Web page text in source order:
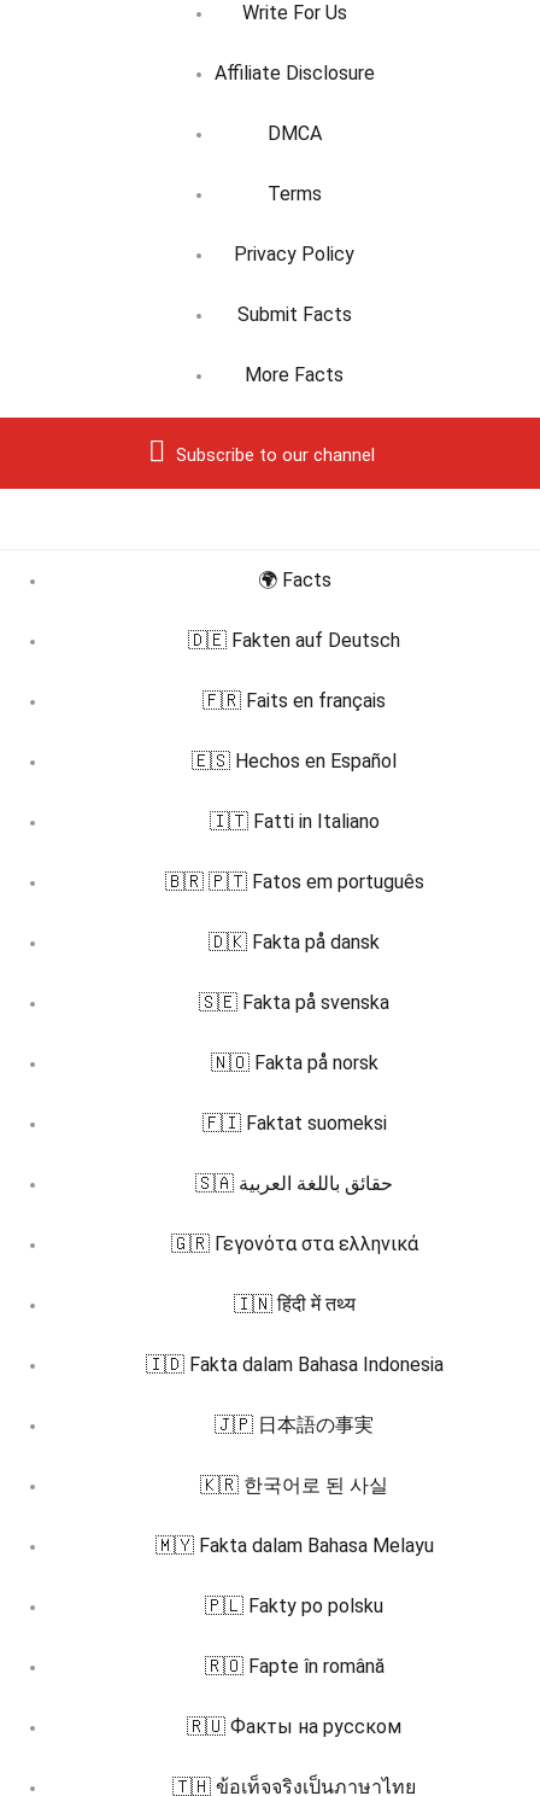
Write For Us
Affiliate Disclosure
DMCA
Terms
Privacy Policy
Submit Facts
More Facts
Subscribe to our channel
🌍 Facts
🇩🇪 Fakten auf Deutsch
🇫🇷 Faits en français
🇪🇸 Hechos en Español
🇮🇹 Fatti in Italiano
🇧🇷 🇵🇹 Fatos em português
🇩🇰 Fakta på dansk
🇸🇪 Fakta på svenska
🇳🇴 Fakta på norsk
🇫🇮 Faktat suomeksi
🇸🇦 حقائق باللغة العربية
🇬🇷 Γεγονότα στα ελληνικά
🇮🇳 हिंदी में तथ्य
🇮🇩 Fakta dalam Bahasa Indonesia
🇯🇵 日本語の事実
🇰🇷 한국어로 된 사실
🇲🇾 Fakta dalam Bahasa Melayu
🇵🇱 Fakty po polsku
🇷🇴 Fapte în română
🇷🇺 Факты на русском
🇹🇭 ข้อเท็จจริงเป็นภาษาไทย